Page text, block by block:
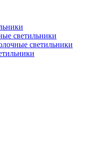
светильники
светильники